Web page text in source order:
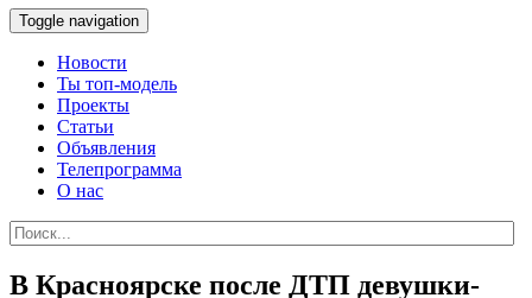
Toggle navigation
Новости
Ты топ-модель
Проекты
Статьи
Объявления
Телепрограмма
О нас
В Красноярске после ДТП девушки-